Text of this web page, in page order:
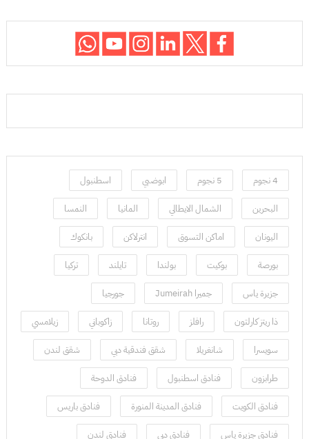
4 نجوم 5 نجوم ابوضبي اسطنبول
البحرين الشمال الايطالي المانيا النمسا
اليونان اماكن التسوق انترلاكن بانكوك
بورصة بوكيت بولندا تايلند تركيا
جزيرة ياس جميرا Jumeirah جورجيا
ذا ريتز كارلتون رافلز روتانا زاكوباني زيلامسي
سويسرا شانغريلا شقق فندقية دبي شقق لندن
طرابزون فنادق اسطنبول فنادق الدوحة
فنادق الكويت فنادق المدينة المنورة فنادق باريس
فنادق جزيرة ياس فنادق دبي فنادق لندن